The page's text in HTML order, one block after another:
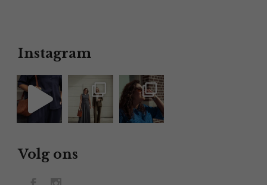
Instagram
Volg ons